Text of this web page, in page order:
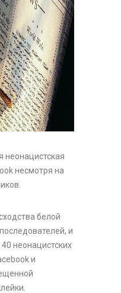
неонацистская
несмотря на
белой
и
неонацистских
и